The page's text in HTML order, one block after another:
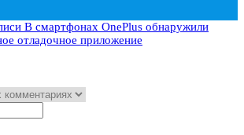
В смартфонах OnePlus обнаружили
отладочное приложение